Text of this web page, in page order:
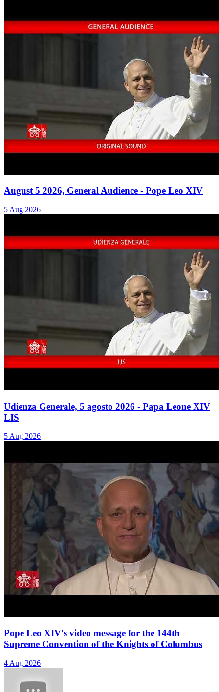
August 5 2026, General Audience - Pope Leo XIV
5 Aug 2026
Udienza Generale, 5 agosto 2026 - Papa Leone XIV
LIS
5 Aug 2026
Pope Leo XIV's video message for the 144th
Supreme Convention of the Knights of Columbus
4 Aug 2026